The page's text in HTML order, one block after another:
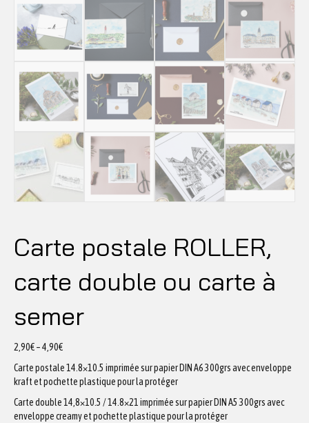
Carte postale ROLLER,
carte double ou carte à
semer
2,90€–4,90€
Carte postale 14.8×10.5 imprimée sur papier DIN A6 300grs avec enveloppe
kraft et pochette plastique pour la protéger
Carte double 14,8×10.5 / 14.8×21 imprimée sur papier DIN A5 300grs avec
enveloppe creamy et pochette plastique pour la protéger